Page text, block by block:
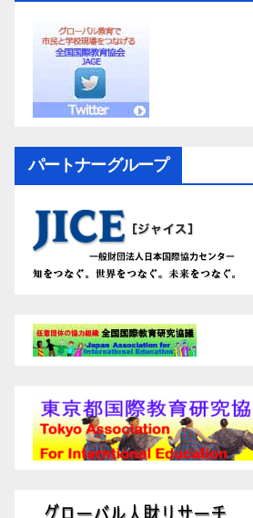
パートナーグループ